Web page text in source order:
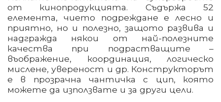
от кинопродукцията. Съдържа 52
елемента, чието подреждане е лесно и
приятно, но и полезно, защото развива и
надгражда някои от най-полезните
качества при подрастващите –
въображение, координация, логическо
мислене, увереност и др. Конструкторът
е в прозрачна чантичка с цип, която
можете да използвате и за други цели.